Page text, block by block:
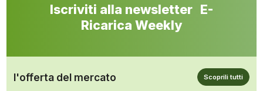
Iscriviti alla newsletter E-
Ricarica Weekly
l'offerta del mercato Scoprili tutti